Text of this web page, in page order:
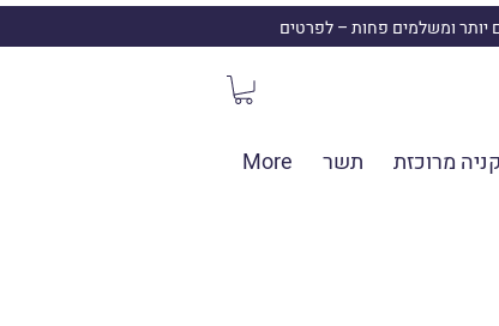
יותר ומשלמים פחות – לפרטים
קניה מרוכזת תשר
More